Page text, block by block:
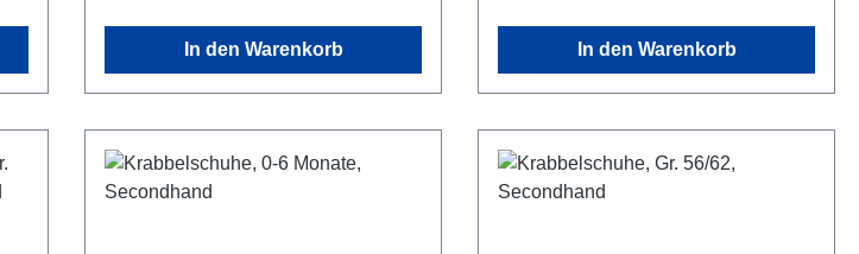
In den Warenkorb In den Warenkorb